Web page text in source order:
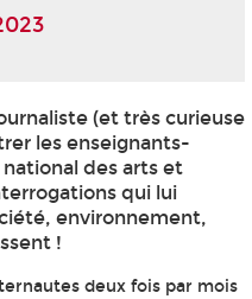
(et très curieuse
les enseignants-
des arts et
qui lui
environnement,
!
deux fois par mois